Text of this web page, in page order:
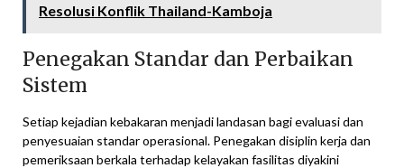
Resolusi Konflik Thailand-Kamboja
Penegakan Standar dan Perbaikan
Sistem
Setiap kejadian kebakaran menjadi landasan bagi evaluasi dan
penyesuaian standar operasional. Penegakan disiplin kerja dan
pemeriksaan berkala terhadap kelayakan fasilitas diyakini